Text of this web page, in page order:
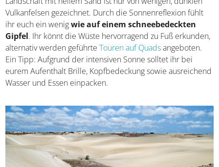
Vulkanfelsen gezeichnet. Durch die Sonnenreflexion fühlt
ihr euch ein wenigwie auf einem schneebedeckten
Gipfel. Ihr könnt die Wüste hervorragend zu Fuß erkunden,
alternativ werden geführteTouren auf Quadsangeboten.
Ein Tipp: Aufgrund der intensiven Sonne solltet ihr bei
eurem Aufenthalt Brille, Kopfbedeckung sowie ausreichend
Wasser und Essen einpacken.